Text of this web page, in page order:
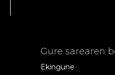
Gure sarearen
Ekingune